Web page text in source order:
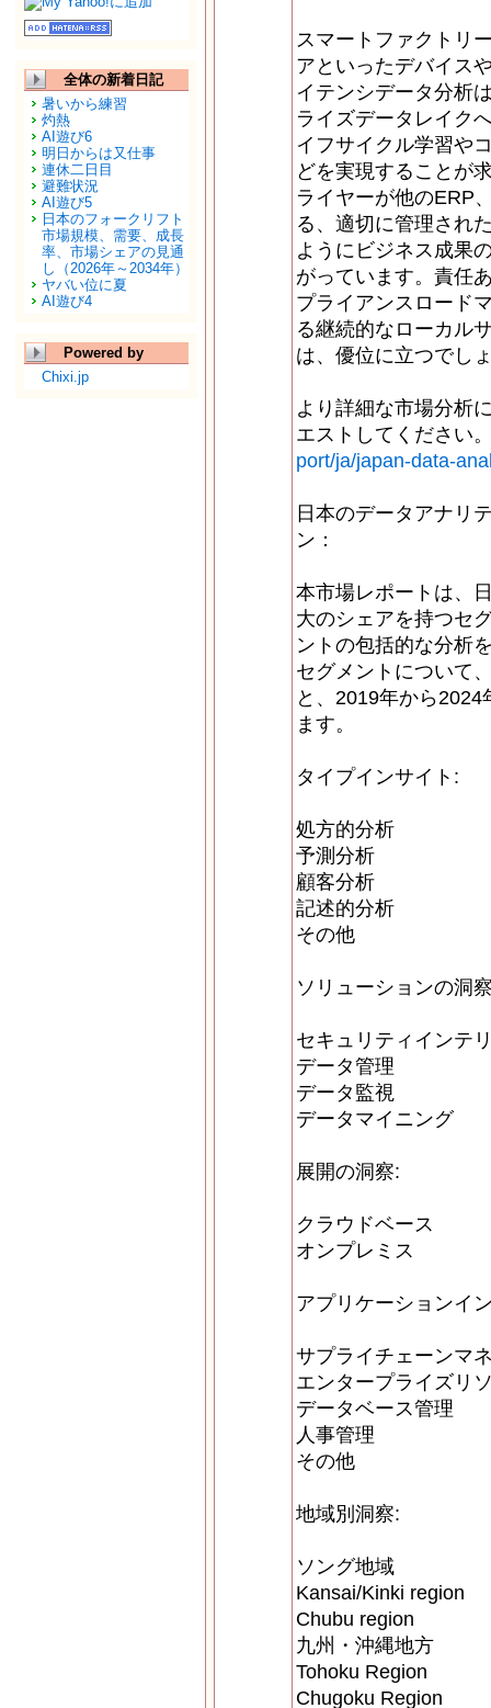
全体の新着日記
暑いから練習
灼熱
AI遊び6
明日からは又仕事
連休二日目
避難状況
AI遊び5
日本のフォークリフト
市場規模、需要、成長
率、市場シェアの見通
し（2026年～2034年）
ヤバい位に夏
AI遊び4
Powered by
Chixi.jp
スマートファクトリ
アといったデバイス
イテンシデータ分析
ライズデータレイク
イフサイクル学習や
どを実現することが
ライヤーが他のERP
る、適切に管理され
ようにビジネス成果
がっています。責任
プライアンスロード
る継続的なローカル
は、優位に立つでし
より詳細な市場分析
エストしてください
port/ja/japan-data-
日本のデータアナリ
ン：
本市場レポートは、
大のシェアを持つセ
ントの包括的な分析
セグメントについて
と、2019年から
ます。
タイプインサイト:
処方的分析
予測分析
顧客分析
記述的分析
その他
ソリューションの洞
セキュリティインテ
データ管理
データ監視
データマイニング
展開の洞察:
クラウドベース
オンプレミス
アプリケーションイ
サプライチェーンマ
エンタープライズリ
データベース管理
人事管理
その他
地域別洞察:
ソング地域
Kansai/Kinki region
Chubu region
九州・沖縄地方
Tohoku Region
Chugoku Region